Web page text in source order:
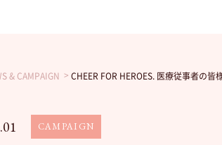
& CAMPAIGN CHEER FOR HEROES. 医療従事者の皆
CAMPAIGN